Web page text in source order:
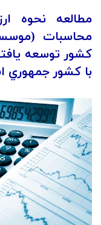
مطالعه نحوه
محاسبات
کشور توسعه
با کشور جمهوري